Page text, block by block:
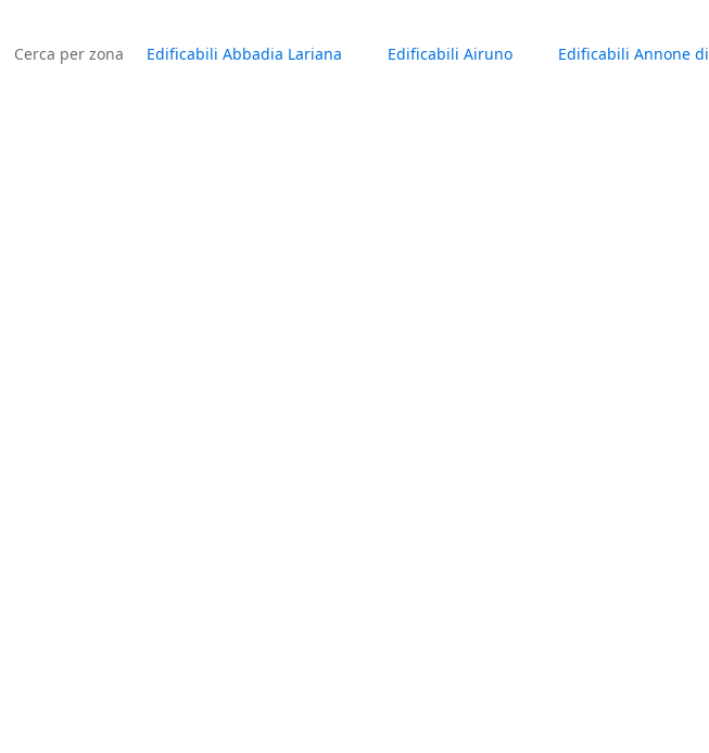
Cerca per zona Edificabili Abbadia Lariana Edificabili Airuno Edificabili Annone